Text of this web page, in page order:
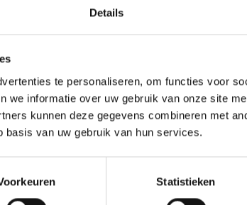
Details
te personaliseren, om functies voor
we informatie over uw gebruik van onze site
kunnen deze gegevens combineren met
van uw gebruik van hun services.
Statistieken
terug naar de roots van Weber en de roots van